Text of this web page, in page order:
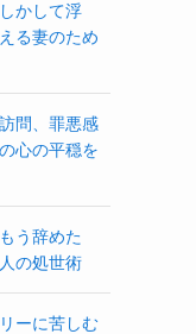
かして浮
る妻のため
問、罪悪感
心の平穏を
う辞めた
の処世術
ーに苦しむ